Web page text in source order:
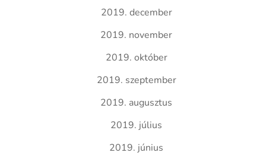
2019. december
2019. november
2019. október
2019. szeptember
2019. augusztus
2019. július
2019. június